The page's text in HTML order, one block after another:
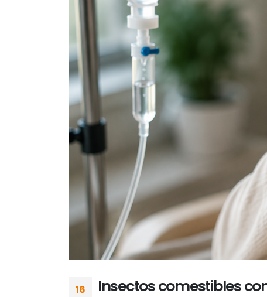
16 Insectos comestibles